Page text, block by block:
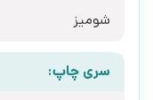
شومیز
سری چاپ: